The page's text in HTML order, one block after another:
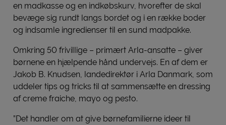
en madkasse og en indkøbskurv, hvorefter de skal
bevæge sig rundt langs bordet og i en række boder
og indsamle ingredienser til en sund madpakke.
Omkring 50 frivillige – primært Arla-ansatte – giver
børnene en hjælpende hånd undervejs. En af dem er
Jakob B. Knudsen, landedirektør i Arla Danmark, som
uddeler tips og tricks til at sammensætte en dressing
af creme fraiche, mayo og pesto.
”Det handler om at give børnefamilierne ideer til